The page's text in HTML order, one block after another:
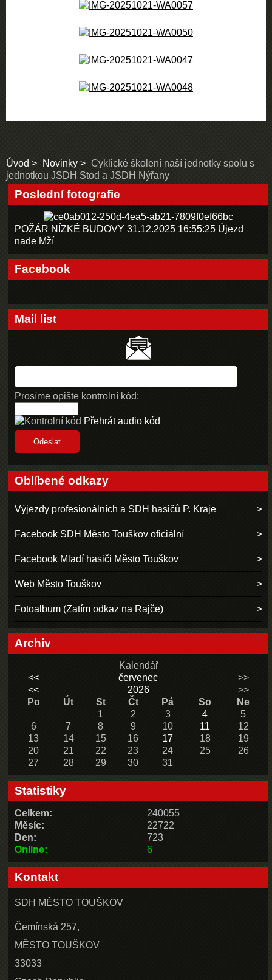
Úvod Novinky
Cyklické školení naší jednotky spolu s
jednotkou JSDH Stod a JSDH Nýřany
Poslední fotografie
POŽÁR NÍZKÉ BUDOVY 31.12.2025 16:55:25 Újezd
nade Mží
Facebook
Mail list
Prosíme opište kontrolní kód:
Přehrát audio kód
Oblíbené odkazy
Výjezdy profesionálních a SDH hasičů P. Kraje
Facebook SDH Město Touškov oficiální
Facebook Mladí hasiči Město Touškov
Web Město Touškov
Fotoalbum (Zatím odkaz na Rajče)
Archiv
Kalendář
<<
červenec
>>
<<
2026
>>
Po
Út St Čt Pá So
Ne
1
2 3 4
5
6
7 8 9 10 11
12
13
14 15 16 17 18
19
20
21 22 23 24 25
26
27
28 29 30 31
Statistiky
Online: 6
Celkem:
240055
Měsíc:
22722
Den:
723
Kontakt
SDH MĚSTO TOUŠKOV
Čemínská 257,
MĚSTO TOUŠKOV
33033